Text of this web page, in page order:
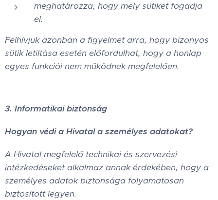
meghatározza, hogy mely sütiket fogadja
el.
Felhívjuk azonban a figyelmet arra, hogy bizonyos
sütik letiltása esetén előfordulhat, hogy a honlap
egyes funkciói nem működnek megfelelően.
3. Informatikai biztonság
Hogyan védi a Hivatal a személyes adatokat?
A Hivatal megfelelő technikai és szervezési
intézkedéseket alkalmaz annak érdekében, hogy a
személyes adatok biztonsága folyamatosan
biztosított legyen.